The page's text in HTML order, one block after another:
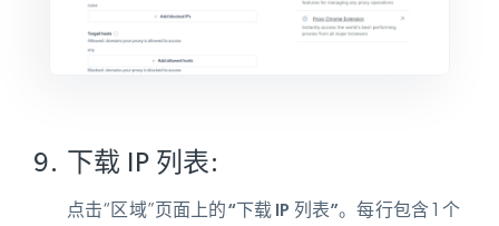
下载 IP 列表:
点击“区域”页面上的“下载 IP 列表”。每行包含 1 个